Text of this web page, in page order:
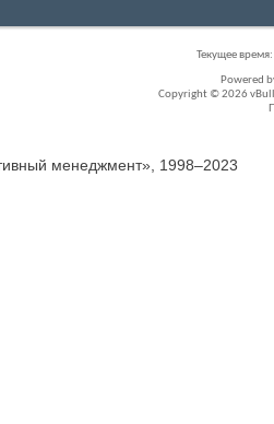
Текущее время:
Powered
Copyright © 2026
менеджмент», 1998–2023